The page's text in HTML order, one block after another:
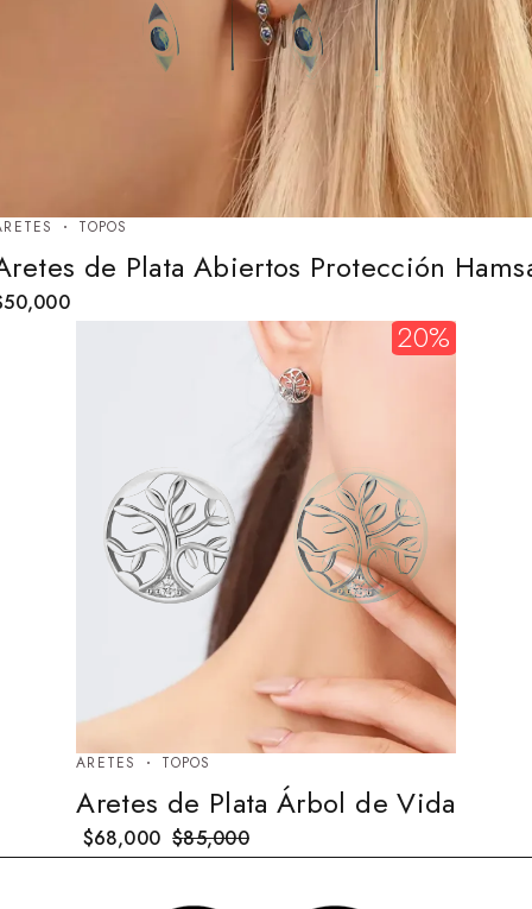
TOPOS
de Plata Abiertos Protección
50,000
20%
ARETES TOPOS
Aretes de Plata Árbol de Vida
$85,000
$68,000